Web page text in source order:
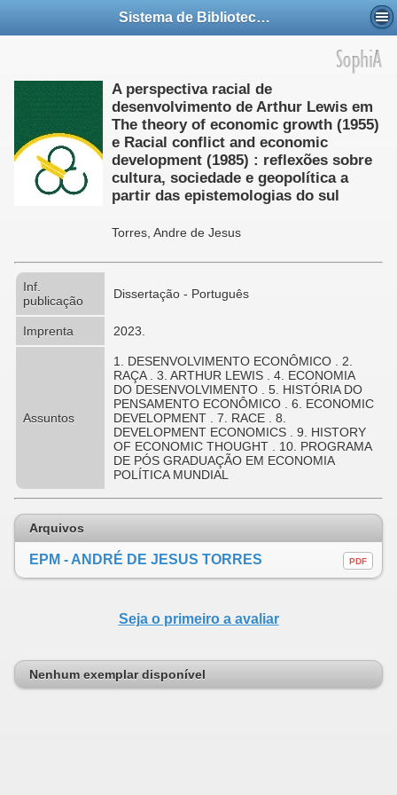
Sistema de Bibliotecas da UFABC
A perspectiva racial de
desenvolvimento de Arthur Lewis em
The theory of economic growth (1955)
e Racial conflict and economic
development (1985) : reflexões sobre
cultura, sociedade e geopolítica a
partir das epistemologias do sul
Torres, Andre de Jesus
Inf.
publicação
Dissertação - Português
Imprenta 2023.
Assuntos
1. DESENVOLVIMENTO ECONÔMICO . 2.
RAÇA . 3. ARTHUR LEWIS . 4. ECONOMIA
DO DESENVOLVIMENTO . 5. HISTÓRIA DO
PENSAMENTO ECONÔMICO . 6. ECONOMIC
DEVELOPMENT . 7. RACE . 8.
DEVELOPMENT ECONOMICS . 9. HISTORY
OF ECONOMIC THOUGHT . 10. PROGRAMA
DE PÓS GRADUAÇÃO EM ECONOMIA
POLÍTICA MUNDIAL
Arquivos
EPM - ANDRÉ DE JESUS TORRES PDF
Seja o primeiro a avaliar
Nenhum exemplar disponível